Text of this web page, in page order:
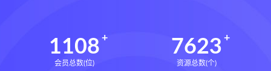
1108
会员总数(位)
7623
资源总数(个)